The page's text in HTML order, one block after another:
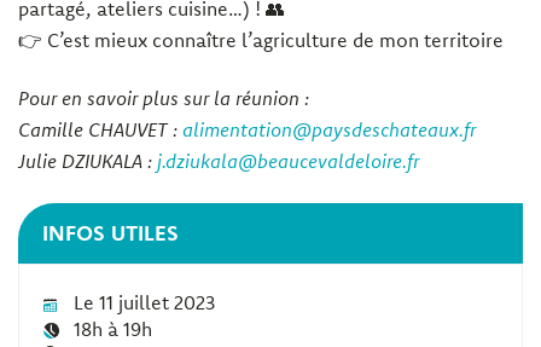
partagé, ateliers cuisine…) ! 👥
👉 C’est mieux connaître l’agriculture de mon territoire
Pour en savoir plus sur la réunion :
Camille CHAUVET : alimentation@paysdeschateaux.fr
Julie DZIUKALA : j.dziukala@beaucevaldeloire.fr
INFOS UTILES
Le 11 juillet 2023
18h à 19h